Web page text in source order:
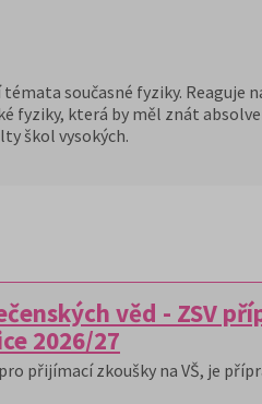
současné fyziky.
fyziky, která by měl znát
škol vysokých.
věd - ZSV
2026/27
přijímací zkoušky na VŠ, je